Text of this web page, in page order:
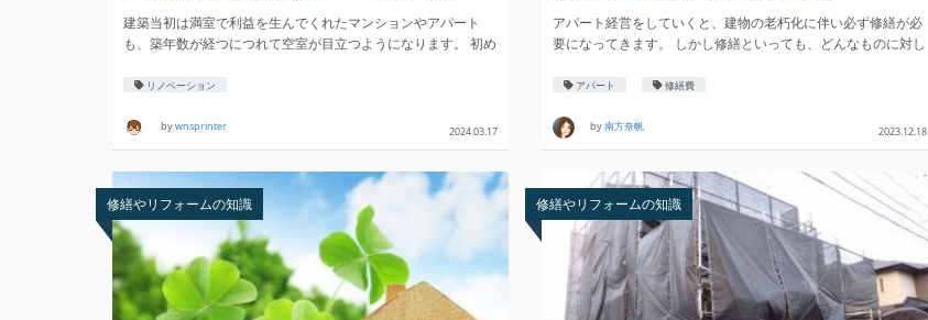
建築当初は満室で利益を生んでくれたマンションやアパート
も、築年数が経つにつれて空室が目立つようになります。 初め
リノベーション
bywnsprinter 2024.03.17
アパート経営をしていくと、建物の老朽化に伴い必ず修繕が必
要になってきます。 しかし修繕といっても、どんなものに対し
アパート 修繕費
by 南方奈帆 2023.12.18
修繕やリフォームの知識 修繕やリフォームの知識